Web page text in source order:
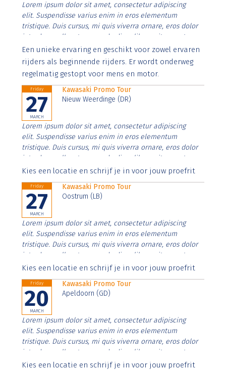
Lorem ipsum dolor sit amet, consectetur adipiscing
elit. Suspendisse varius enim in eros elementum
tristique. Duis cursus, mi quis viverra ornare, eros dolor
interdum nulla, ut commodo diam libero vitae erat.
Aenean faucibus nibh et justo cursus id rutrum lorem
imperdiet. Nunc ut sem vitae risus tristique posuere.
Een unieke ervaring en geschikt voor zowel ervaren
rijders als beginnende rijders. Er wordt onderweg
regelmatig gestopt voor mens en motor.
Friday
27
MARCH
Kawasaki Promo Tour
Nieuw Weerdinge (DR)
Lorem ipsum dolor sit amet, consectetur adipiscing
elit. Suspendisse varius enim in eros elementum
tristique. Duis cursus, mi quis viverra ornare, eros dolor
interdum nulla, ut commodo diam libero vitae erat.
Aenean faucibus nibh et justo cursus id rutrum lorem
Kies een locatie en schrijf je in voor jouw proefrit
Friday
27
MARCH
Kawasaki Promo Tour
Oostrum (LB)
Lorem ipsum dolor sit amet, consectetur adipiscing
elit. Suspendisse varius enim in eros elementum
tristique. Duis cursus, mi quis viverra ornare, eros dolor
interdum nulla, ut commodo diam libero vitae erat.
Aenean faucibus nibh et justo cursus id rutrum lorem
Kies een locatie en schrijf je in voor jouw proefrit
Friday
20
MARCH
Kawasaki Promo Tour
Apeldoorn (GD)
Lorem ipsum dolor sit amet, consectetur adipiscing
elit. Suspendisse varius enim in eros elementum
tristique. Duis cursus, mi quis viverra ornare, eros dolor
interdum nulla, ut commodo diam libero vitae erat.
Aenean faucibus nibh et justo cursus id rutrum lorem
Kies een locatie en schrijf je in voor jouw proefrit